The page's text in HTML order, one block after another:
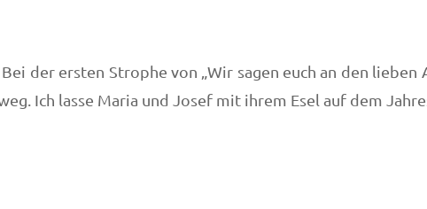
der ersten Strophe von „Wir sagen euch an den
Ich lasse Maria und Josef mit ihrem Esel auf dem